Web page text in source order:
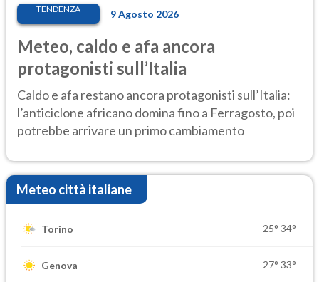
TENDENZA 9 Agosto 2026
Meteo, caldo e afa ancora
protagonisti sull’Italia
Caldo e afa restano ancora protagonisti sull’Italia:
l’anticiclone africano domina fino a Ferragosto, poi
potrebbe arrivare un primo cambiamento
Meteo città italiane
Torino 25° 34°
Genova 27° 33°